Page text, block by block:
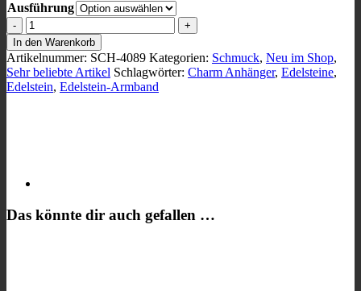
Ausführung
Syltfisch
Charm
am
Edelstein-
Armband,
versch.
In den Warenkorb
Artikelnummer: SCH-4089 Kategorien: Schmuck, Neu im Shop,
Sehr beliebte Artikel Schlagwörter: Charm Anhänger, Edelsteine,
Edelstein, Edelstein-Armband
Das könnte dir auch gefallen …